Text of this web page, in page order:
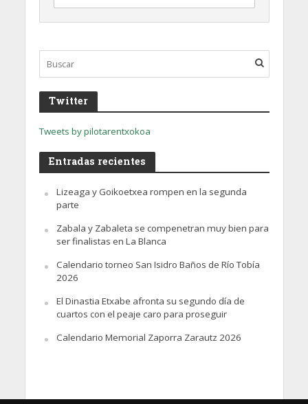
Twitter
Tweets by pilotarentxokoa
Entradas recientes
Lizeaga y Goikoetxea rompen en la segunda
parte
Zabala y Zabaleta se compenetran muy bien para
ser finalistas en La Blanca
Calendario torneo San Isidro Baños de Río Tobía
2026
El Dinastia Etxabe afronta su segundo día de
cuartos con el peaje caro para proseguir
Calendario Memorial Zaporra Zarautz 2026